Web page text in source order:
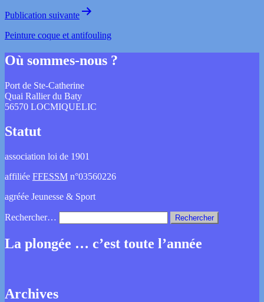
Publication suivante
Peinture coque et antifouling
Où sommes-nous ?
Port de Ste-Catherine
Quai Rallier du Baty
56570 LOCMIQUELIC
Statut
association loi de 1901
affiliée FFESSM n°03560226
agréée Jeunesse & Sport
Rechercher…
La plongée … c’est toute l’année
Archives